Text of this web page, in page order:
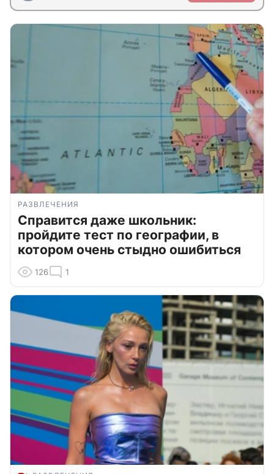
РАЗВЛЕЧЕНИЯ
Справится даже школьник:
пройдите тест по географии, в
котором очень стыдно ошибиться
126 1